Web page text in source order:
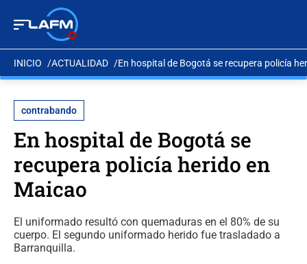
INICIO ACTUALIDAD En hospital de Bogotá se recupera policía
contrabando
En hospital de Bogotá se
recupera policía herido en
Maicao
El uniformado resultó con quemaduras en el 80% de su
cuerpo. El segundo uniformado herido fue trasladado a
Barranquilla.